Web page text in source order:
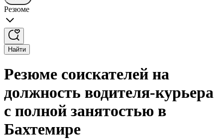
Резюме
Найти
Резюме соискателей на
должность водителя-курьера
с полной занятостью в
Бахтемире